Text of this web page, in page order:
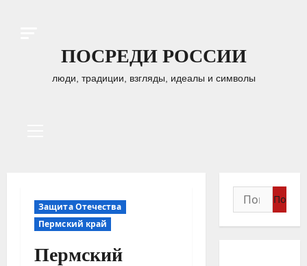
ПОСРЕДИ РОССИИ
люди, традиции, взгляды, идеалы и символы
Защита Отечества
Пермский край
Пермский
Найти: